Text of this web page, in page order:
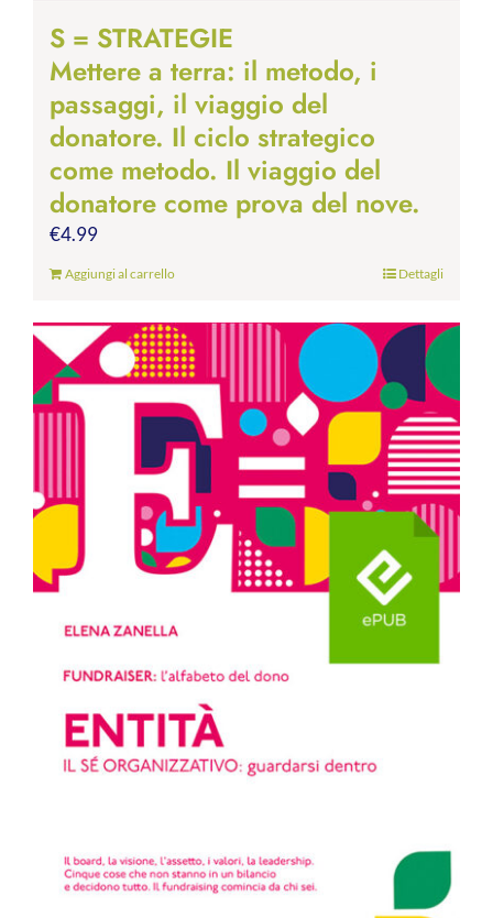
S = STRATEGIE
Mettere a terra: il metodo, i
passaggi, il viaggio del
donatore. Il ciclo strategico
come metodo. Il viaggio del
donatore come prova del nove.
€4.99
Aggiungi al carrello Dettagli